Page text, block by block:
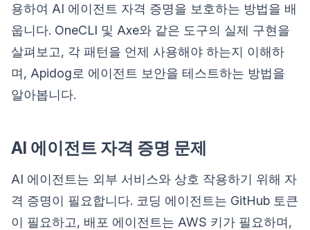
용하여 AI 에이전트 자격 증명을 보호하는 방법을 배
웁니다. OneCLI 및 Axe와 같은 도구의 실제 구현을
살펴보고, 각 패턴을 언제 사용해야 하는지 이해하
며, Apidog로 에이전트 보안을 테스트하는 방법을
알아봅니다.
AI 에이전트 자격 증명 문제
AI 에이전트는 외부 서비스와 상호 작용하기 위해 자
격 증명이 필요합니다. 코딩 에이전트는 GitHub 토큰
이 필요하고, 배포 에이전트는 AWS 키가 필요하며,